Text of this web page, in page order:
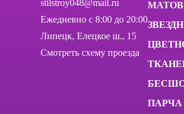
stilstroy048@mail.ru
Ежедневно c 8:00 до 20:00
Липецк, Елецкое ш., 15
Смотреть схему проезда
ПАРЧА